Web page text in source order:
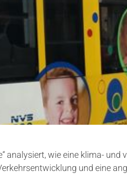
analysiert, wie eine klima-
und eine